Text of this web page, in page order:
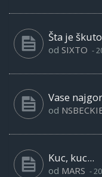
Šta je
od SIXTO -
Vase
od
Kuc, kuc...
od MARS -